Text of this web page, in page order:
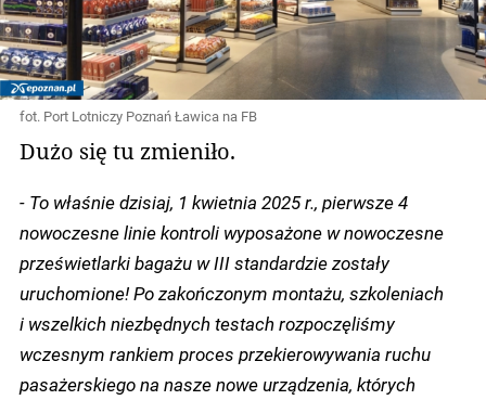
fot. Port Lotniczy Poznań Ławica na FB
Dużo się tu zmieniło.
- To właśnie dzisiaj, 1 kwietnia 2025 r., pierwsze 4
nowoczesne linie kontroli wyposażone w nowoczesne
prześwietlarki bagażu w III standardzie zostały
uruchomione! Po zakończonym montażu, szkoleniach
i wszelkich niezbędnych testach rozpoczęliśmy
wczesnym rankiem proces przekierowywania ruchu
pasażerskiego na nasze nowe urządzenia, których